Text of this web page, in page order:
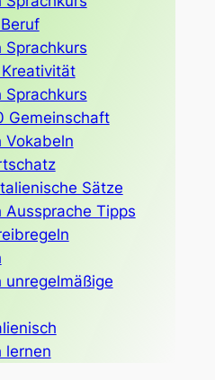
Sprachkurs
Sprachkurs
Gemeinschaft
Vokabeln
Sätze
Aussprache Tipps
unregelmäßige
lernen